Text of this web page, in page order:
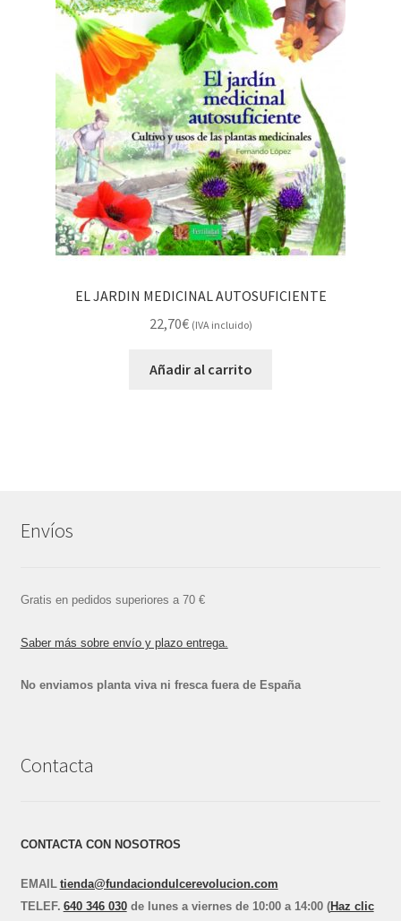
EL JARDIN MEDICINAL AUTOSUFICIENTE
22,70€ (IVA incluido)
Añadir al carrito
Envíos
Gratis en pedidos superiores a 70 €
Saber más sobre envío y plazo entrega.
No enviamos planta viva ni fresca fuera de España
Contacta
CONTACTA CON NOSOTROS
EMAIL tienda@fundaciondulcerevolucion.com
TELE F. 640 346 030de lunes a viernes de 10:00 a 14:00 (Haz clic